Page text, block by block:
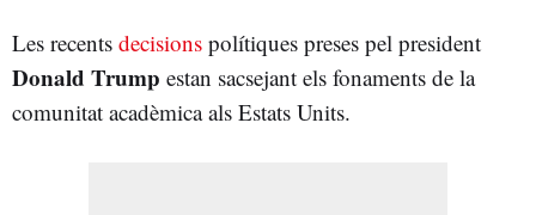
Les recents decisions polítiques preses pel president
Donald Trump estan sacsejant els fonaments de la
comunitat acadèmica als Estats Units.